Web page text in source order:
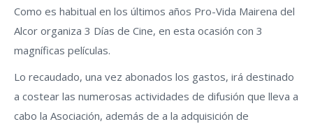
Como es habitual en los últimos años Pro-Vida Mairena del
Alcor organiza 3 Días de Cine, en esta ocasión con 3
magníficas películas.
Lo recaudado, una vez abonados los gastos, irá destinado
a costear las numerosas actividades de difusión que lleva a
cabo la Asociación, además de a la adquisición de